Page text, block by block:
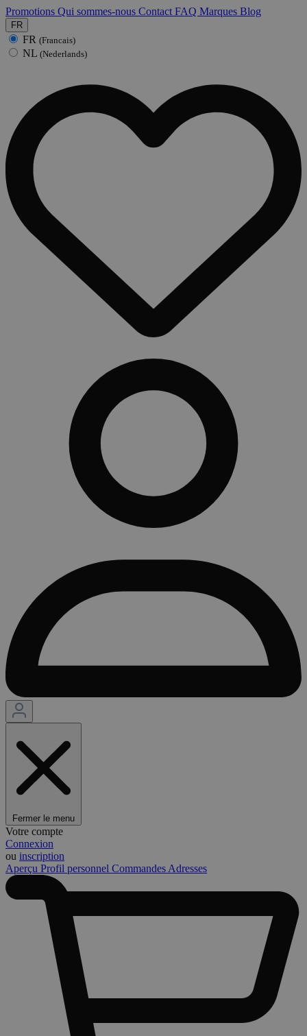
Promotions Qui sommes-nous Contact FAQ Marques Blog
FR
FR (Francais)
NL (Nederlands)
Fermer le menu
Votre compte
Connexion
ou inscription
Aperçu Profil personnel Commandes Adresses